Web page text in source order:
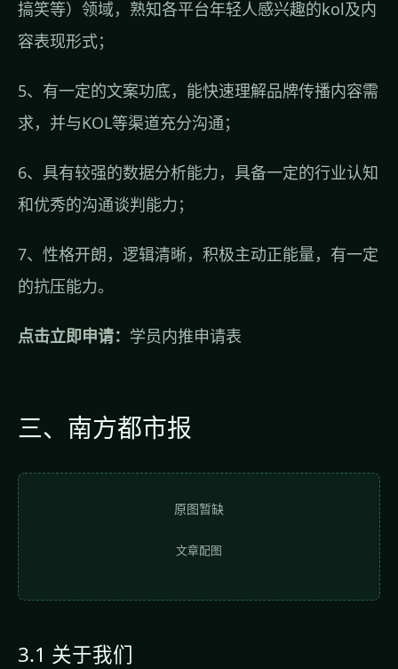
搞笑等）领域，熟知各平台年轻人感兴趣的kol及内
容表现形式；
5、有一定的文案功底，能快速理解品牌传播内容需
求，并与KOL等渠道充分沟通；
6、具有较强的数据分析能力，具备一定的行业认知
和优秀的沟通谈判能力；
7、性格开朗，逻辑清晰，积极主动正能量，有一定
的抗压能力。
点击立即申请： 学员内推申请表
三、南方都市报
原图暂缺
文章配图
3.1 关于我们